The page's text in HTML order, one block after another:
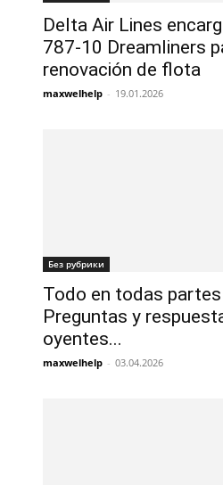
Delta Air Lines
787-10 Dreamliners
renovación de flota
maxwelhelp - 19.01.2026
Без рубрики
Todo en todas
Preguntas y
oyentes...
maxwelhelp - 03.04.2026